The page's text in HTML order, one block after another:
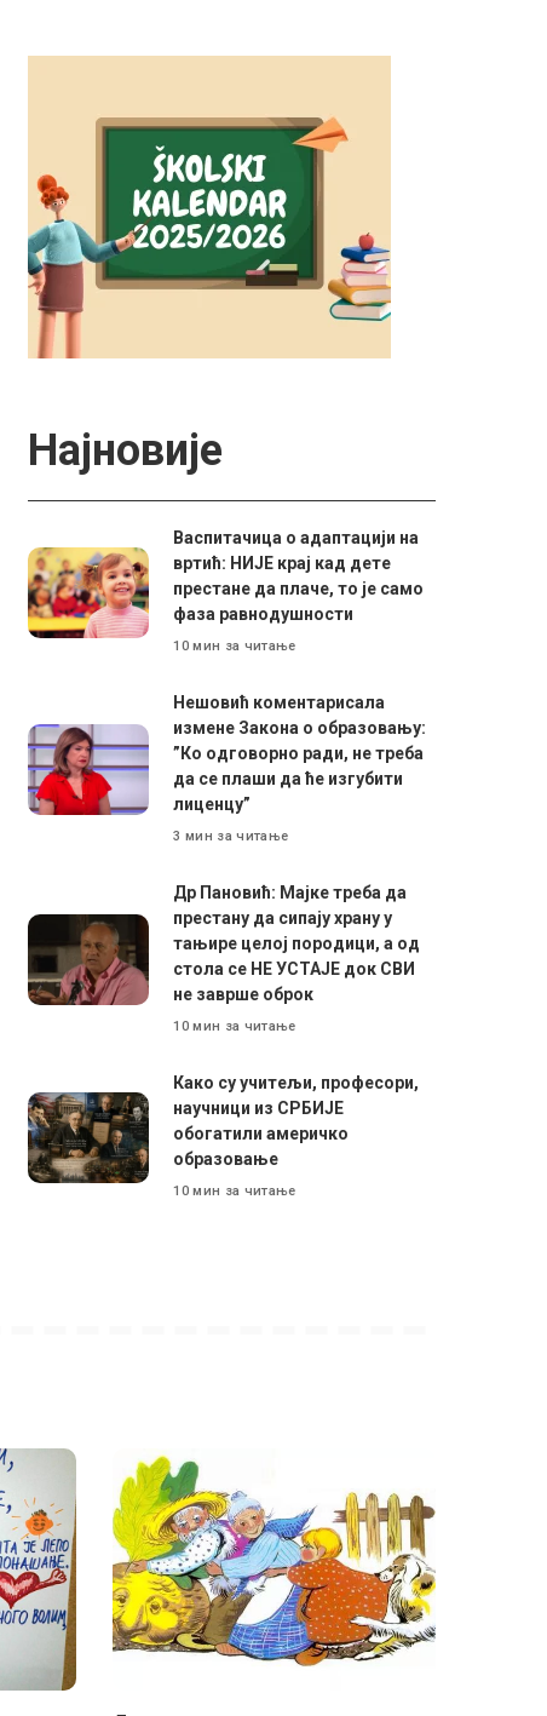
Најновије
Васпитачица о адаптацији на
вртић: НИЈЕ крај кад дете
престане да плаче, то је само
фаза равнодушности
10 мин за читање
Нешовић коментарисала
измене Закона о образовању:
”Ко одговорно ради, не треба
да се плаши да ће изгубити
лиценцу”
3 мин за читање
Др Пановић: Мајке треба да
престану да сипају храну у
тањире целој породици, а од
стола се НЕ УСТАЈЕ док СВИ
не заврше оброк
10 мин за читање
Како су учитељи, професори,
научници из СРБИЈЕ
обогатили америчко
образовање
10 мин за читање